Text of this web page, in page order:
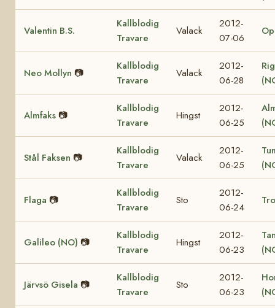
Valentin B.S.
Kallblodig
Travare
Valack
2012-
07-06
Neo Mollyn 📷
Kallblodig
Travare
Valack
2012-
06-28
Almfaks 📷
Kallblodig
Travare
Hingst
2012-
06-25
Stål Faksen 📷
Kallblodig
Travare
Valack
2012-
06-25
Flaga 📷
Kallblodig
Travare
Sto
2012-
06-24
Galileo (NO) 📷
Kallblodig
Travare
Hingst
2012-
06-23
Järvsö Gisela 📷
Kallblodig
Travare
Sto
2012-
06-23